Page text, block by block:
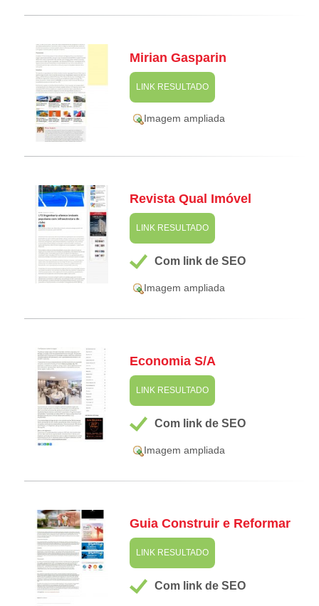
Mirian Gasparin
LINK RESULTADO
Imagem ampliada
Revista Qual Imóvel
LINK RESULTADO
Com link de SEO
Imagem ampliada
Economia S/A
LINK RESULTADO
Com link de SEO
Imagem ampliada
Guia Construir e Reformar
LINK RESULTADO
Com link de SEO